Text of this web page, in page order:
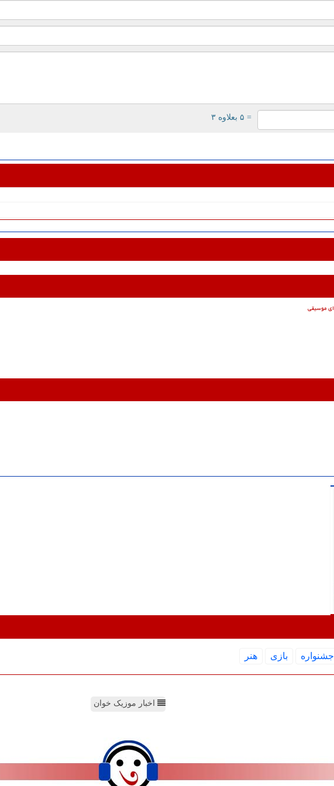
= ۵ بعلاوه ۳
جشنواره بازی هنر
اخبار موزیک خوان